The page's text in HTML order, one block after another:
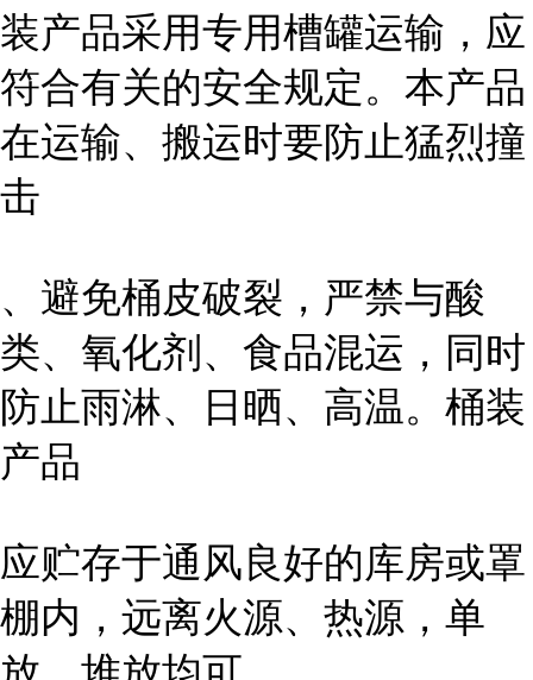
装产品采用专用槽罐运输，应
符合有关的安全规定。本产品
在运输、搬运时要防止猛烈撞
击
、避免桶皮破裂，严禁与酸
类、氧化剂、食品混运，同时
防止雨淋、日晒、高温。桶装
产品
应贮存于通风良好的库房或罩
棚内，远离火源、热源，单